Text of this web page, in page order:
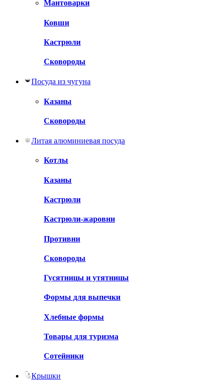
Мантоварки
Ковши
Кастрюли
Сковороды
Посуда из чугуна
Казаны
Сковороды
Литая алюминиевая посуда
Котлы
Казаны
Кастрюли
Кастрюли-жаровни
Противни
Сковороды
Гусятницы и утятницы
Формы для выпечки
Хлебные формы
Товары для туризма
Сотейники
Крышки